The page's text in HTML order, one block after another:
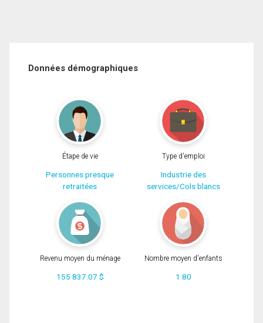
Données démographiques
Étape de vie
Personnes presque
retraitées
Type d'emploi
Industrie des
services/Cols blancs
Revenu moyen du ménage
155 837.07 $
Nombre moyen d'enfants
1.80